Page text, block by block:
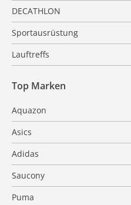
DECATHLON
Sportausrüstung
Lauftreffs
Top Marken
Aquazon
Asics
Adidas
Saucony
Puma